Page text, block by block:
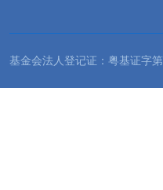
基金会法人登记证：粤基证字